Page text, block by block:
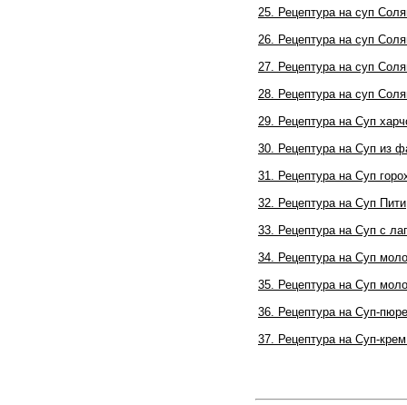
25. Рецептура на суп
26. Рецептура на суп
27. Рецептура на суп
28. Рецептура на суп
29. Рецептура на Суп
30. Рецептура на Суп из
31. Рецептура на Суп
32. Рецептура на Суп Пити
33. Рецептура на Суп с
34. Рецептура на Суп
35. Рецептура на Суп
36. Рецептура на Суп-
37. Рецептура на Суп-